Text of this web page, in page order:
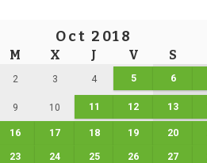
Oct 2018
M X J V S
2 3 4 5 6
9 10 11 12 13
16 17 18 19 20
23 24 25 26 27